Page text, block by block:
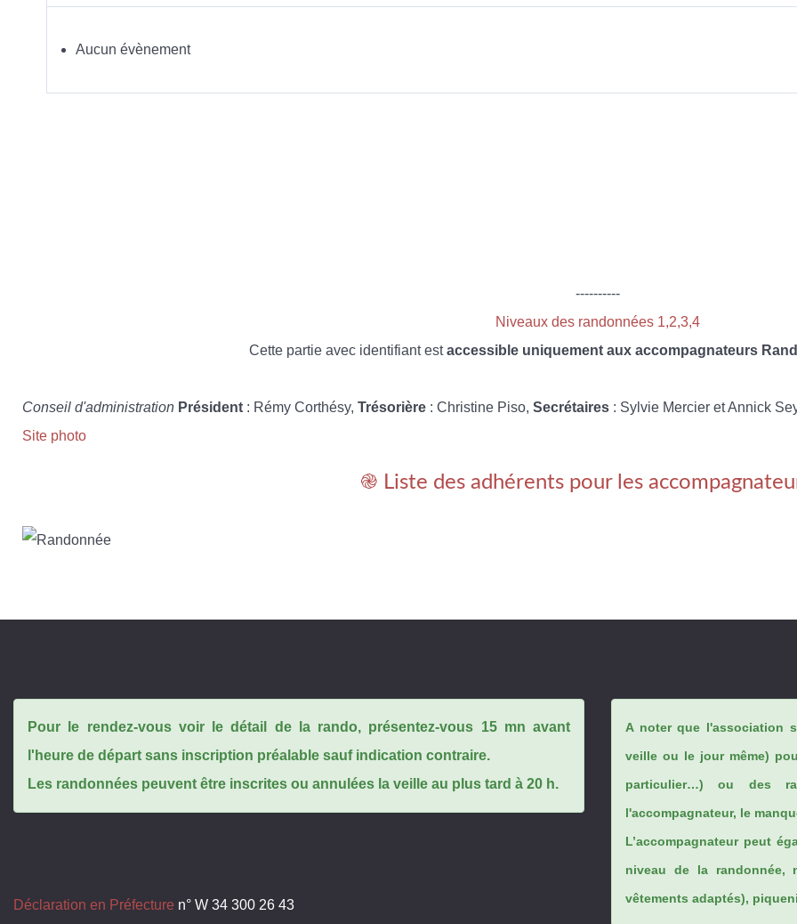
Aucun évènement
----------
Niveaux des randonnées 1,2,3,4
Cette partie avec identifiant estaccessible uniquement aux accompagnateurs
Conseil d'administration Président : Rémy Corthésy, Trésorière : Christine Piso, Secrétaires : Sylvie Mercier et Annick
Site photo
֎ Liste des adhérents pour les
Pour le rendez-vous voir le détail de la rando, présentez-vous 15 mn avant
l'heure de départ sans inscription préalable sauf indication contraire.
Les randonnées peuvent être inscrites ou annulées la veille au plus tard à 20 h.
Déclaration en Préfecture n° W 34 300 26 43
A noter que l'association
veille ou le jour même)
particulier…) ou des
l'accompagnateur, le
L’accompagnateur peut
niveau de la randonnée,
vêtements adaptés),